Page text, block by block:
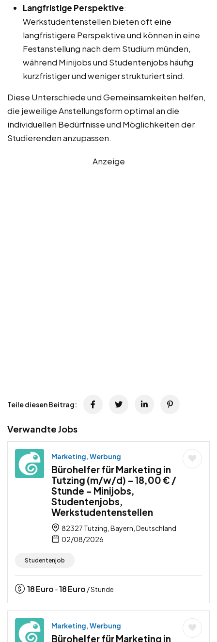
Langfristige Perspektive:
Werkstudentenstellen bieten oft eine
langfristigere Perspektive und können in eine
Festanstellung nach dem Studium münden,
während Minijobs und Studentenjobs häufig
kurzfristiger und weniger strukturiert sind.
Diese Unterschiede und Gemeinsamkeiten helfen,
die jeweilige Anstellungsform optimal an die
individuellen Bedürfnisse und Möglichkeiten der
Studierenden anzupassen.
Anzeige
Teile diesen Beitrag:
Verwandte Jobs
Marketing, Werbung
Bürohelfer für Marketing in
Tutzing (m/w/d) – 18,00 € /
Stunde – Minijobs,
Studentenjobs,
Werkstudentenstellen
82327 Tutzing, Bayern, Deutschland
02/08/2026
Studentenjob
18Euro -18Euro / Stunde
Marketing, Werbung
Bürohelfer für Marketing in